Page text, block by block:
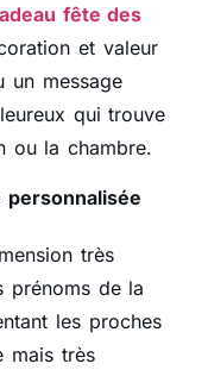
fête des
et valeur
un message
qui trouve
ou la chambre.
personnalisée
très
prénoms de la
les proches
mais très